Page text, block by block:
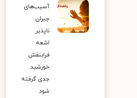
آسیب‌های
جبران
ناپذیر
اشعه
فرابنفش
خورشید
جدی گرفته
شود